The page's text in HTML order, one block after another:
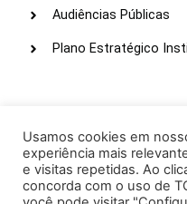
Audiências Públicas
Plano Estratégico
Webmail
Intranet
Administração
Usamos cookies em
experiência mais
e visitas repetidas. Ao
concorda com o uso de